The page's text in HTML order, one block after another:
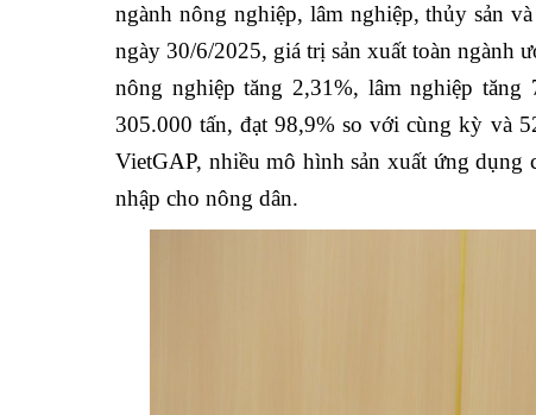
ngành nông nghiệp, lâm nghiệp, thủy sản
ngày 30/6/2025, giá trị sản xuất toàn ngành
nông nghiệp tăng 2,31%, lâm nghiệp
305.000 tấn, đạt 98,9% so với cùng kỳ và
VietGAP, nhiều mô hình sản xuất ứng dụng
nhập cho nông dân.